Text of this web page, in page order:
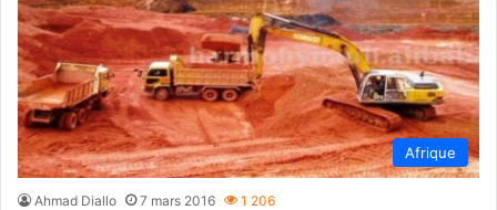
Afrique
Ahmad Diallo 7 mars 2016 1 206